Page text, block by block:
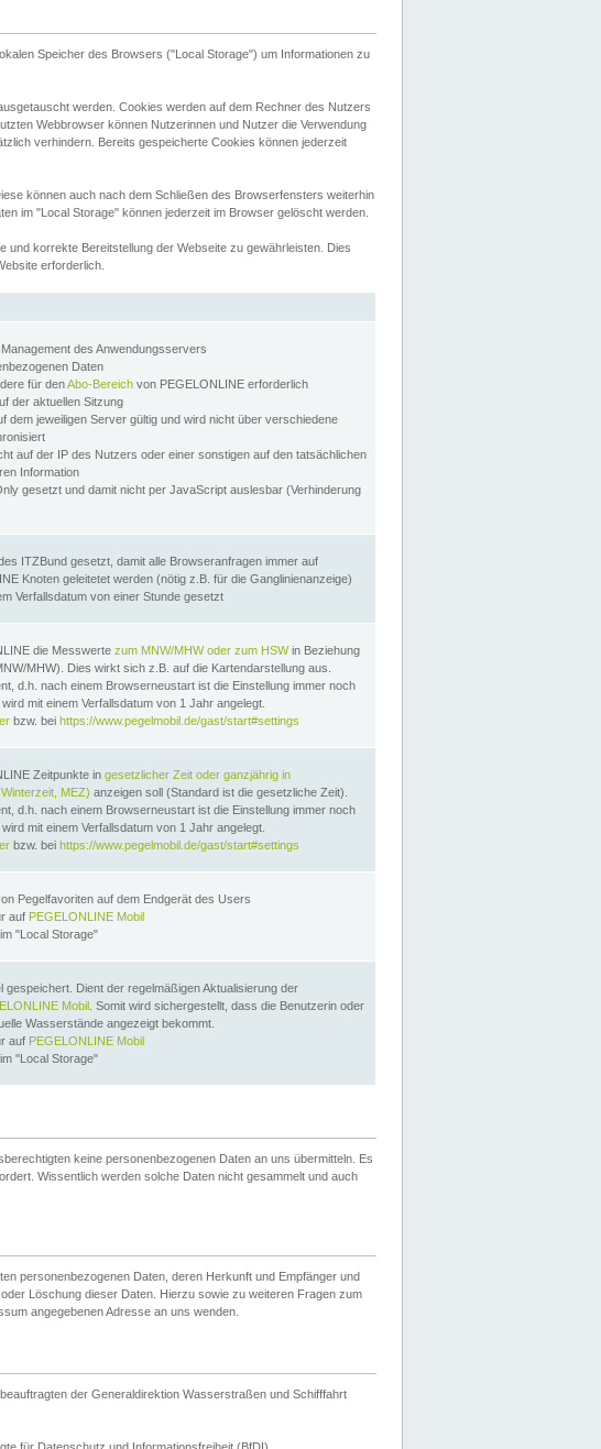
Speicher des Browsers ("Local Storage") um Informationen zu
werden. Cookies werden auf dem Rechner des Nutzers
Webbrowser können Nutzerinnen und Nutzer die Verwendung
verhindern. Bereits gespeicherte Cookies können jederzeit
können auch nach dem Schließen des Browserfensters weiterhin
im "Local Storage" können jederzeit im Browser gelöscht werden.
korrekte Bereitstellung der Webseite zu gewährleisten. Dies
erforderlich.
des Anwendungsservers
Daten
für denAbo-Bereich von PEGELONLINE erforderlich
der aktuellen Sitzung
dem jeweiligen Server gültig und wird nicht über verschiedene
auf der IP des Nutzers oder einer sonstigen auf den tatsächlichen
Information
gesetzt und damit nicht per JavaScript auslesbar (Verhinderung
ITZBund gesetzt, damit alle Browseranfragen immer auf
Knoten geleitetet werden (nötig z.B. für die Ganglinienanzeige)
Verfallsdatum von einer Stunde gesetzt
die Messwerte zum MNW/MHW oder zum HSWin Beziehung
MHW). Dies wirkt sich z.B. auf die Kartendarstellung aus.
d.h. nach einem Browserneustart ist die Einstellung immer noch
mit einem Verfallsdatum von 1 Jahr angelegt.
bzw. bei https://www.pegelmobil.de/gast/start#settings
Zeitpunkte in gesetzlicher Zeit oder ganzjährig in
MEZ) anzeigen soll (Standard ist die gesetzliche Zeit).
d.h. nach einem Browserneustart ist die Einstellung immer noch
mit einem Verfallsdatum von 1 Jahr angelegt.
bzw. bei https://www.pegelmobil.de/gast/start#settings
Pegelfavoriten auf dem Endgerät des Users
auf PEGELONLINE Mobil
"Local Storage"
gespeichert. Dient der regelmäßigen Aktualisierung der
Mobil . Somit wird sichergestellt, dass die Benutzerin oder
Wasserstände angezeigt bekommt.
auf PEGELONLINE Mobil
"Local Storage"
keine personenbezogenen Daten an uns übermitteln. Es
Wissentlich werden solche Daten nicht gesammelt und auch
personenbezogenen Daten, deren Herkunft und Empfänger und
Löschung dieser Daten. Hierzu sowie zu weiteren Fragen zum
angegebenen Adresse an uns wenden.
der Generaldirektion Wasserstraßen und Schifffahrt